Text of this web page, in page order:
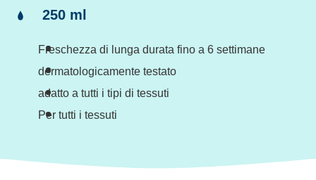
Contenuto:
250 ml
Freschezza di lunga durata fino a 6 settimane
dermatologicamente testato
adatto a tutti i tipi di tessuti
Per tutti i tessuti